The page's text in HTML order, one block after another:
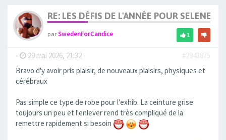
RE: LES DÉFIS DE L'ANNÉE POUR SELENE
parSwedenForCandice 1
- 29 mai 2026, 21:32
#2943875
Bravo d'y avoir pris plaisir, de nouveaux plaisirs, physiques et
cérébraux
Pas simple ce type de robe pour l'exhib. La ceinture grise
toujours un peu et l'enlever rend très compliqué de la
remettre rapidement si besoin